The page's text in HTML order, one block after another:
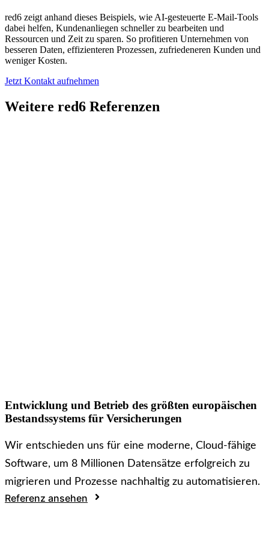
red6 zeigt anhand dieses Beispiels, wie AI-gesteuerte E-Mail-Tools
dabei helfen, Kundenanliegen schneller zu bearbeiten und
Ressourcen und Zeit zu sparen. So profitieren Unternehmen von
besseren Daten, effizienteren Prozessen, zufriedeneren Kunden und
weniger Kosten.
Jetzt Kontakt aufnehmen
Weitere red6 Referenzen
Entwicklung und Betrieb des größten europäischen
Bestandssystems für Versicherungen
Wir entschieden uns für eine moderne, Cloud-fähige
Software, um 8 Millionen Datensätze erfolgreich zu
migrieren und Prozesse nachhaltig zu automatisieren.
Referenz ansehen